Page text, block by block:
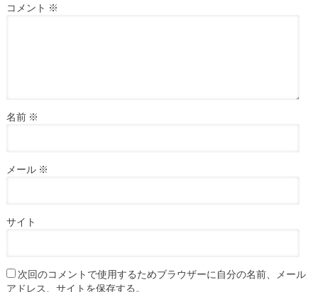
コメント ※
名前 ※
メール ※
サイト
次回のコメントで使用するためブラウザーに自分の名前、メール
アドレス、サイトを保存する。